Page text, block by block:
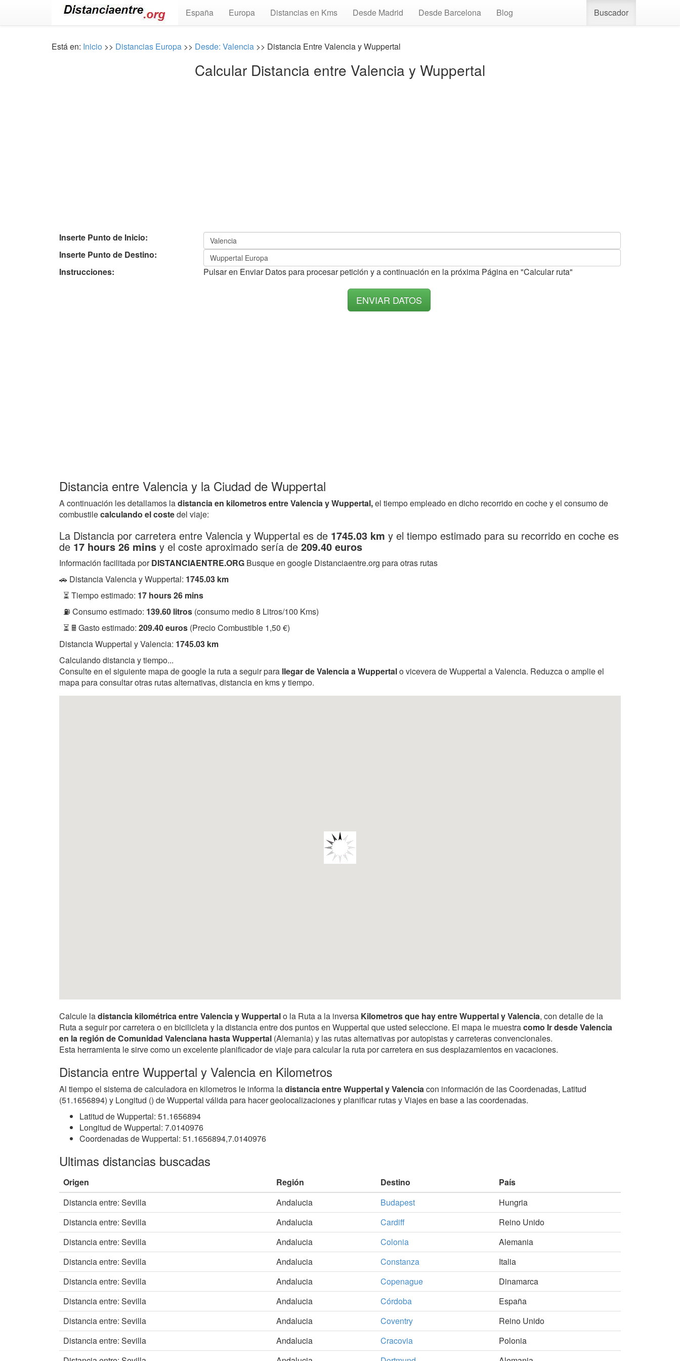
España Europa Distancias en Kms Desde Madrid Desde Barcelona Blog Buscador
Está en: Inicio >> Distancias Europa >> Desde: Valencia >> Distancia Entre Valencia y Wuppertal
Calcular Distancia entre Valencia y Wuppertal
Inserte Punto de Inicio:
Inserte Punto de Destino:
Instrucciones:
Pulsar en Enviar Datos para procesar petición y a continuación en la próxima Página en "Calcular ruta"
Distancia entre Valencia y la Ciudad de Wuppertal
A continuación les detallamos ladistancia en kilometros entre Valencia y Wuppertal,el tiempo empleado en dicho recorrido en coche y el consumo de
combustilecalculando el costedel viaje:
La Distancia por carretera entre Valencia y Wuppertal es de 1745.03 km y el tiempo estimado para su recorrido en coche es
de 17 hours 26 mins y el coste aproximado sería de 209.40 euros
Información facilitada porDISTANCIAENTRE.ORG Busque en google Distanciaentre.org para otras rutas
🚗 Distancia Valencia y Wuppertal: 1745.03 km
⏳ Tiempo estimado: 17 hours 26 mins
⛽ Consumo estimado: 139.60 litros (consumo medio 8 Litros/100 Kms)
⏳ 🖩 Gasto estimado: 209.40 euros (Precio Combustible 1,50 €)
Distancia Wuppertal y Valencia: 1745.03 km
Calculando distancia y tiempo...
Consulte en el siguiente mapa de google la ruta a seguir para llegar de Valencia a Wuppertalo vicevera de Wuppertal a Valencia. Reduzca o amplie el
mapa para consultar otras rutas alternativas, distancia en kms y tiempo.
Calcule ladistancia kilométrica entre Valencia y Wuppertalo la Ruta a la inversa Kilometros que hay entre Wuppertal y Valencia, con detalle de la
Ruta a seguir por carretera o en bicilicleta y la distancia entre dos puntos en Wuppertal que usted seleccione. El mapa le muestracomo Ir desde Valencia
en la región de Comunidad Valenciana hasta Wuppertal (Alemania) y las rutas alternativas por autopistas y carreteras convencionales.
Esta herramienta le sirve como un excelente planificador de viaje para calcular la ruta por carretera en sus desplazamientos en vacaciones.
Distancia entre Wuppertal y Valencia en Kilometros
Al tiempo el sistema de calculadora en kilometros le informa ladistancia entre Wuppertal y Valenciacon información de las Coordenadas, Latitud
(51.1656894) y Longitud () de Wuppertal válida para hacer geolocalizaciones y planificar rutas y Viajes en base a las coordenadas.
Latitud de Wuppertal: 51.1656894
Longitud de Wuppertal: 7.0140976
Coordenadas de Wuppertal: 51.1656894,7.0140976
Ultimas distancias buscadas
Origen Región Destino
País
Distancia entre: Sevilla
Andalucia Budapest
Hungria
Distancia entre: Sevilla
Andalucia Cardiff
Reino Unido
Distancia entre: Sevilla
Andalucia Colonia
Alemania
Distancia entre: Sevilla
Andalucia Constanza
Italia
Distancia entre: Sevilla
Andalucia Copenague
Dinamarca
Distancia entre: Sevilla
Andalucia Córdoba
España
Distancia entre: Sevilla
Andalucia Coventry
Reino Unido
Distancia entre: Sevilla
Andalucia Cracovia
Polonia